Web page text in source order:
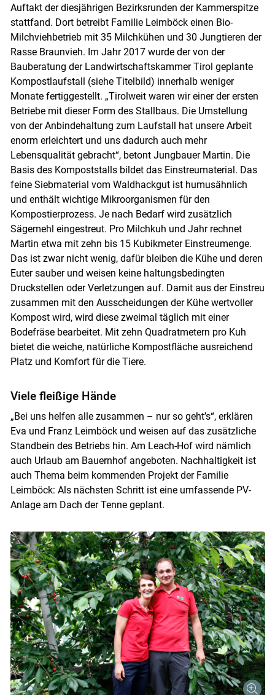
Auftakt der diesjährigen Bezirksrunden der Kammerspitze
stattfand. Dort betreibt Familie Leimböck einen Bio-
Milchviehbetrieb mit 35 Milchkühen und 30 Jungtieren der
Rasse Braunvieh. Im Jahr 2017 wurde der von der
Bauberatung der Landwirtschaftskammer Tirol geplante
Kompostlaufstall (siehe Titelbild) innerhalb weniger
Monate fertiggestellt. „Tirolweit waren wir einer der ersten
Betriebe mit dieser Form des Stallbaus. Die Umstellung
von der Anbindehaltung zum Laufstall hat unsere Arbeit
enorm erleichtert und uns dadurch auch mehr
Lebensqualität gebracht“, betont Jungbauer Martin. Die
Basis des Kompoststalls bildet das Einstreumaterial. Das
feine Siebmaterial vom Waldhackgut ist humusähnlich
und enthält wichtige Mikroorganismen für den
Kompostierprozess. Je nach Bedarf wird zusätzlich
Sägemehl eingestreut. Pro Milchkuh und Jahr rechnet
Martin etwa mit zehn bis 15 Kubikmeter Einstreumenge.
Das ist zwar nicht wenig, dafür bleiben die Kühe und deren
Euter sauber und weisen keine haltungsbedingten
Druckstellen oder Verletzungen auf. Damit aus der Einstreu
zusammen mit den Ausscheidungen der Kühe wertvoller
Kompost wird, wird diese zweimal täglich mit einer
Bodefräse bearbeitet. Mit zehn Quadratmetern pro Kuh
bietet die weiche, natürliche Kompostfläche ausreichend
Platz und Komfort für die Tiere.
Viele fleißige Hände
„Bei uns helfen alle zusammen – nur so geht’s“, erklären
Eva und Franz Leimböck und weisen auf das zusätzliche
Standbein des Betriebs hin. Am Leach-Hof wird nämlich
auch Urlaub am Bauernhof angeboten. Nachhaltigkeit ist
auch Thema beim kommenden Projekt der Familie
Leimböck: Als nächsten Schritt ist eine umfassende PV-
Anlage am Dach der Tenne geplant.